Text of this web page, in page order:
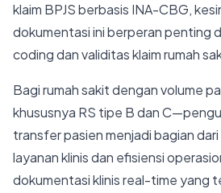
klaim BPJS berbasis INA-CBG,
dokumentasi ini berperan penting
coding dan validitas klaim rumah
Bagi rumah sakit dengan volume
khususnya RS tipe B dan
transfer pasien menjadi bagian
layanan klinis dan efisiensi
dokumentasi klinis real-time yang